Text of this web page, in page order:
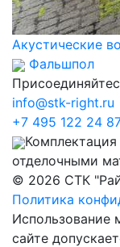
Акустические
Фальшпол
info@stk-right.ru
+7 495 122 24
Комплектация
отделочными
© 2026 СТК
Политика
Использование
сайте